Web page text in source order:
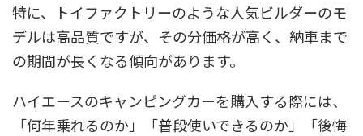
特に、トイファクトリーのような人気ビルダーのモ
デルは高品質ですが、その分価格が高く、納車まで
の期間が長くなる傾向があります。
ハイエースのキャンピングカーを購入する際には、
「何年乗れるのか」「普段使いできるのか」「後悔